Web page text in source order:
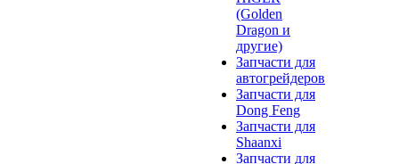
(Golden
Dragon и
другие)
Запчасти для
автогрейдеров
Запчасти для
Dong Feng
Запчасти для
Shaanxi
Запчасти для